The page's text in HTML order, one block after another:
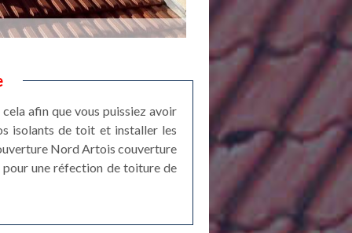
afin que vous puissiez avoir
isolants de toit et installer les
Nord Artois couverture
pour une réfection de toiture de